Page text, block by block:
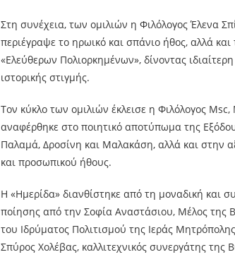
Στη συνέχεια, των ομιλιών η Φιλόλογος Έλενα
περιέγραψε το ηρωικό και σπάνιο ήθος, αλλά
«Ελεύθερων Πολιορκημένων», δίνοντας
ιστορικής στιγμής.
Τον κύκλο των ομιλιών έκλεισε η Φιλόλογος
αναφέρθηκε στο ποιητικό αποτύπωμα της
Παλαμά, Δροσίνη και Μαλακάση, αλλά και στην
και προσωπικού ήθους.
Η «Ημερίδα» διανθίστηκε από τη μοναδική και
ποίησης από την Σοφία Αναστάσιου, Μέλος της
του Ιδρύματος Πολιτισμού της Ιεράς
Σπύρος Χολέβας, καλλιτεχνικός συνεργάτης